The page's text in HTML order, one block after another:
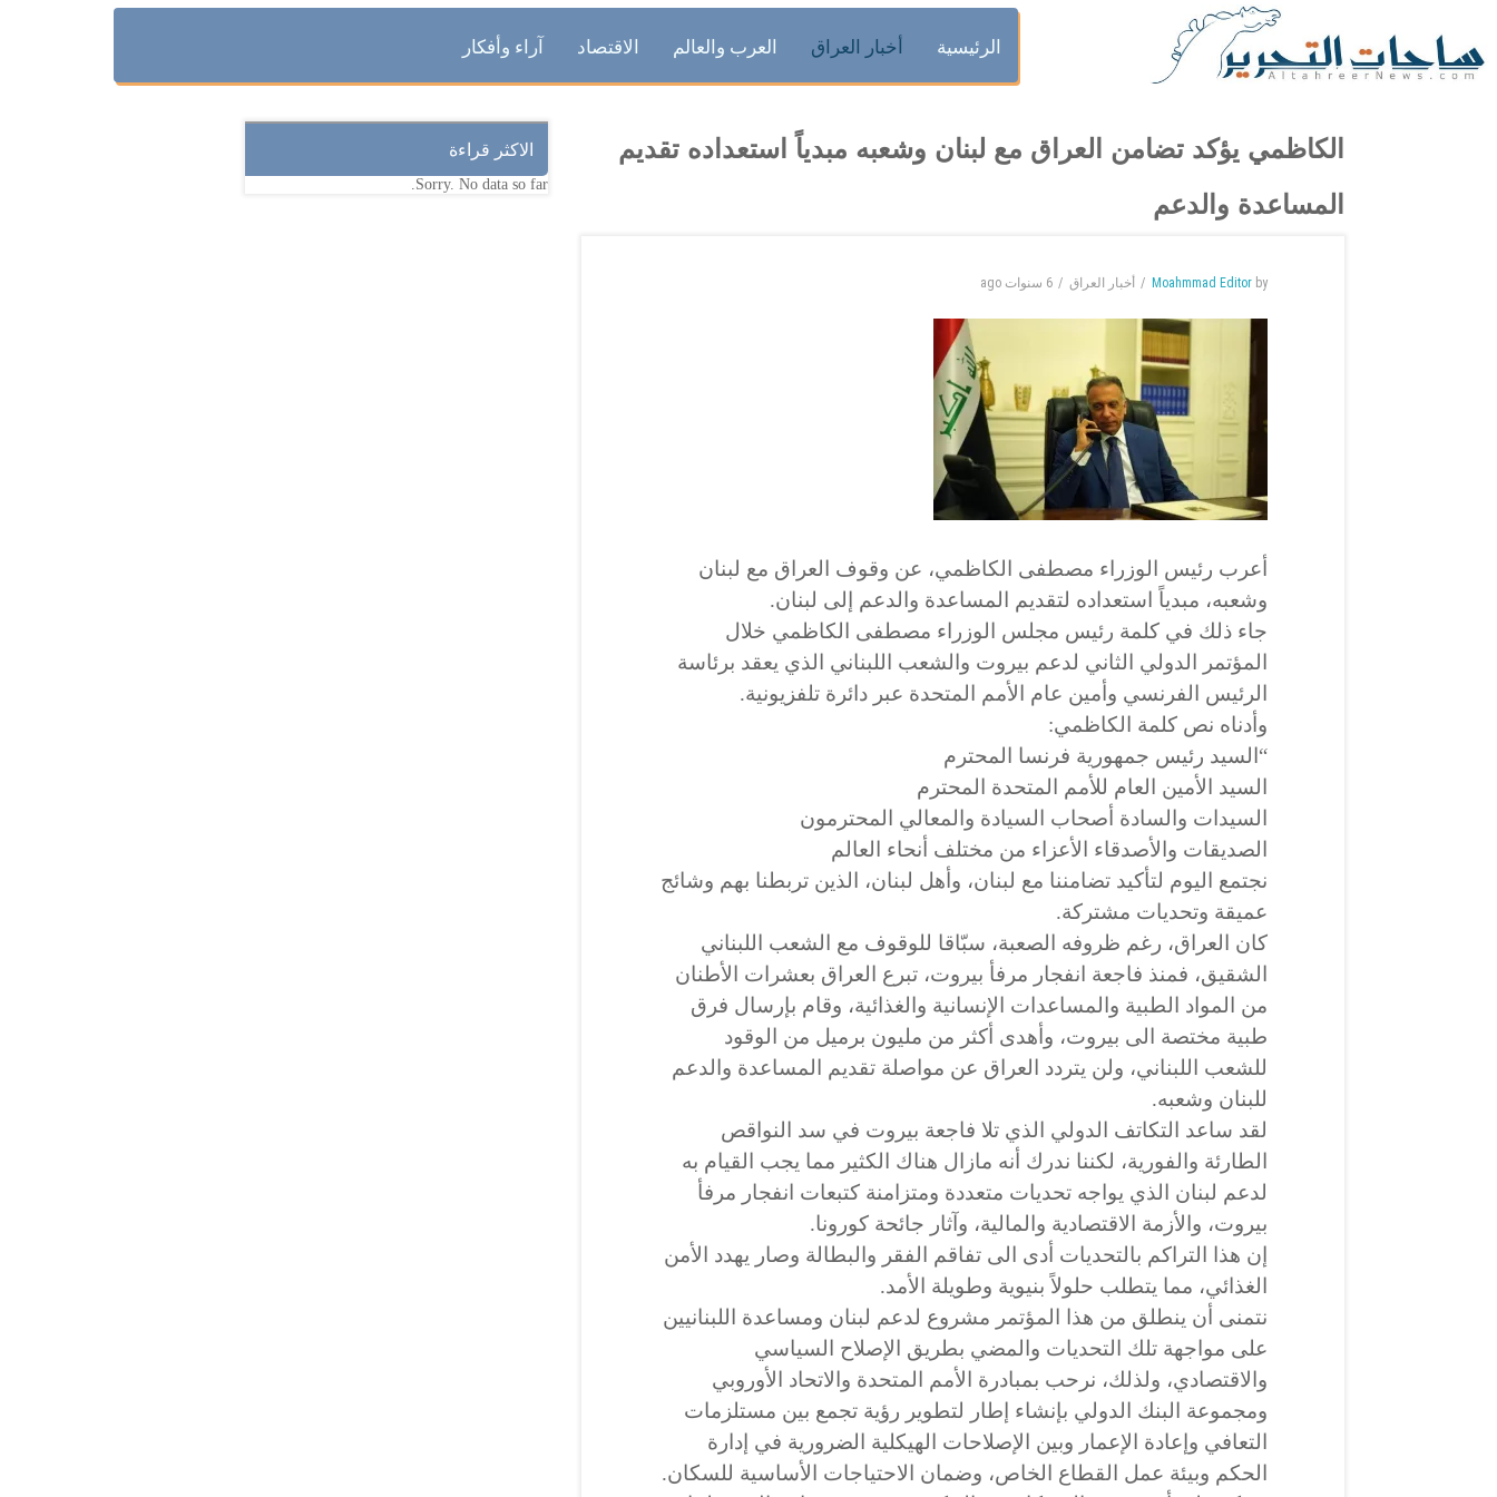
الرئيسية أخبار العراق العرب والعالم الاقتصاد آراء وأفكار
الكاظمي يؤكد تضامن العراق مع لبنان وشعبه مبدياً استعداده تقديم
المساعدة والدعم
by
Moahmmad Editor أخبار العراق 6 سنوات ago
أعرب رئيس الوزراء مصطفى الكاظمي، عن وقوف العراق مع لبنان
وشعبه، مبدياً استعداده لتقديم المساعدة والدعم إلى لبنان.
جاء ذلك في كلمة رئيس مجلس الوزراء مصطفى الكاظمي خلال
المؤتمر الدولي الثاني لدعم بيروت والشعب اللبناني الذي يعقد برئاسة
الرئيس الفرنسي وأمين عام الأمم المتحدة عبر دائرة تلفزيونية.
وأدناه نص كلمة الكاظمي:
“السيد رئيس جمهورية فرنسا المحترم
‏‎نجتمع اليوم لتأكيد تضامننا مع لبنان، وأهل لبنان، الذين تربطنا بهم وشائج
عميقة وتحديات مشتركة.
‏‎كان العراق، رغم ظروفه الصعبة، سبّاقا للوقوف مع الشعب اللبناني
الشقيق، فمنذ فاجعة انفجار مرفأ بيروت، تبرع العراق بعشرات الأطنان
من المواد الطبية والمساعدات الإنسانية والغذائية، وقام بإرسال فرق
طبية مختصة الى بيروت، وأهدى أكثر من مليون برميل من الوقود
للشعب اللبناني، ولن يتردد العراق عن مواصلة تقديم المساعدة والدعم
للبنان وشعبه.
‏‎لقد ساعد التكاتف الدولي الذي تلا فاجعة بيروت في سد النواقص
الطارئة والفورية، لكننا ندرك أنه مازال هناك الكثير مما يجب القيام به
لدعم لبنان الذي يواجه تحديات متعددة ومتزامنة كتبعات انفجار مرفأ
بيروت، والأزمة الاقتصادية والمالية، وآثار جائحة كورونا.
إن هذا التراكم بالتحديات أدى الى تفاقم الفقر والبطالة وصار يهدد الأمن
الغذائي، مما يتطلب حلولاً بنيوية وطويلة الأمد.
‏‎نتمنى أن ينطلق من هذا المؤتمر مشروع لدعم لبنان ومساعدة اللبنانيين
على مواجهة تلك التحديات والمضي بطريق الإصلاح السياسي
والاقتصادي، ولذلك، نرحب بمبادرة الأمم المتحدة والاتحاد الأوروبي
ومجموعة البنك الدولي بإنشاء إطار لتطوير رؤية تجمع بين مستلزمات
التعافي وإعادة الإعمار وبين الإصلاحات الهيكلية الضرورية في إدارة
الحكم وبيئة عمل القطاع الخاص، وضمان الاحتياجات الأساسية للسكان.
الاكثر قراءة
Sorry. No data so far.